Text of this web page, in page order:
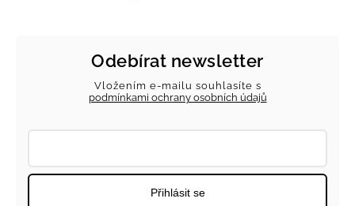
Odebírat newsletter
Vložením e-mailu souhlasíte s
podmínkami ochrany osobních údajů
Přihlásit se